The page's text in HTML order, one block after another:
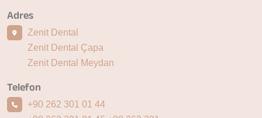
Adres
Zenit Dental
Zenit Dental Çapa
Zenit Dental Meydan
Telefon
+90 262 301 01 44